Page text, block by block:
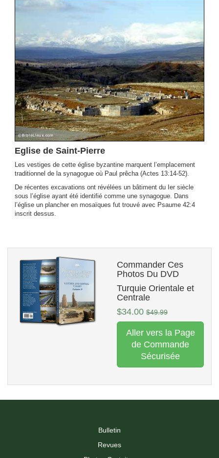
Eglise de Saint-Pierre
Les vestiges de cette église byzantine marquent l’emplacement
traditionnel de la synagogue où Paul prêcha (Actes 13:14-52).
De récentes excavations ont révélées un bâtiment du Ier siècle
sous l’église ayant été identifié comme une synagogue. Dans
l’église un plancher en mosaïques fut trouvé avec Psaume 42:4
inscrit dessus.
Commander Ces
Photos Du DVD
Turquie Orientale et
Centrale
$34.00 $49.99
Aller vers la Page
de Commande
Sécurisée
Bulletin
Revues